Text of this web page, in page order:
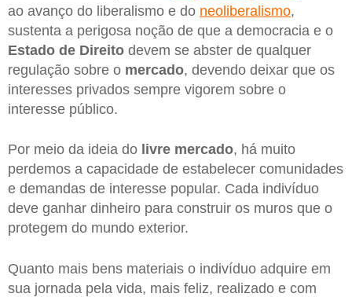
ao avanço do liberalismo e do neoliberalismo,
sustenta a perigosa noção de que a democracia e o
Estado de Direito devem se abster de qualquer
regulação sobre o mercado, devendo deixar que os
interesses privados sempre vigorem sobre o
interesse público.
Por meio da ideia do livre mercado, há muito
perdemos a capacidade de estabelecer comunidades
e demandas de interesse popular. Cada indivíduo
deve ganhar dinheiro para construir os muros que o
protegem do mundo exterior.
Quanto mais bens materiais o indivíduo adquire em
sua jornada pela vida, mais feliz, realizado e com